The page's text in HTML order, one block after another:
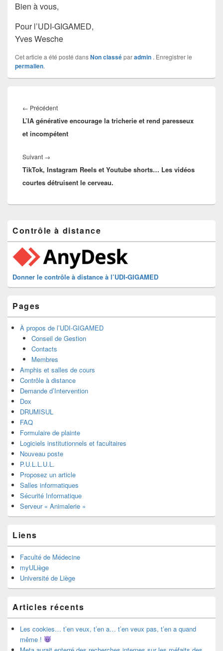
Bien à vous,
Pour l’UDI-GIGAMED,
Yves Wesche
Cet article a été posté dansNon classéparadmin . Enregistrer le
permalien.
de
l’article
← Précédent
précédent :
L’IA générative encourage la tricherie et rend paresseux
et incompétent
Suivant →
suivant :
TikTok, Instagram Reels et Youtube shorts… Les vidéos
courtes détruisent le cerveau.
principale
de
widget
pour
barre
latérale
Contrôle à distance
Donner le contrôle à distance à l’UDI-GIGAMED
Pages
À propos de l’UDI-GIGAMED
Conseil de Gestion
Contacts
Membres
Amphis et salles de cours
Contrôle à distance
Demande d’Intervention
Dox
DRUMISUL
FAQ
Formulaire de plainte
Logiciels institutionnels et facultaires
Nouveau poste
P.U.L.L.U.L.
Proposez un article
Salles informatiques
Sécurité Informatique
Serveur « Animalerie »
Liens
Faculté de Médecine
myULiège
Université de Liège
Articles récents
Les cookies… t’en veux, t’en a… t’en veux pas, t’en a quand
même !